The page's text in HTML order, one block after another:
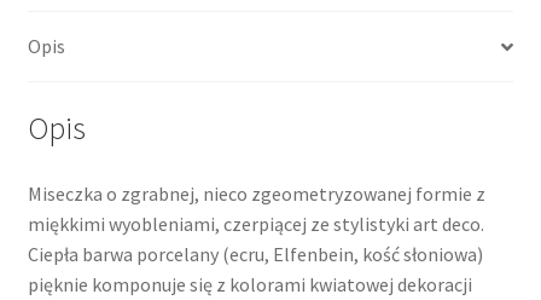
Moschendorf
Opis
Opis
Miseczka o zgrabnej, nieco zgeometryzowanej formie z
miękkimi wyobleniami, czerpiącej ze stylistyki art deco.
Ciepła barwa porcelany (ecru, Elfenbein, kość słoniowa)
pięknie komponuje się z kolorami kwiatowej dekoracji